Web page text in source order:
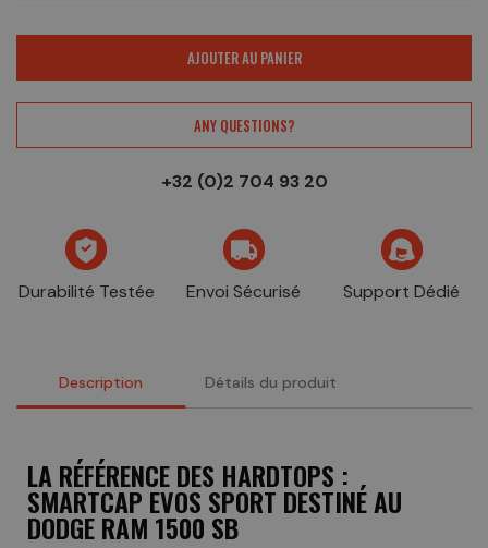
AJOUTER AU PANIER
ANY QUESTIONS?
+32 (0)2 704 93 20
Durabilité Testée Envoi Sécurisé Support Dédié
Description Détails du produit
LA RÉFÉRENCE DES HARDTOPS :
SMARTCAP EVOS SPORT DESTINÉ AU
DODGE RAM 1500 SB